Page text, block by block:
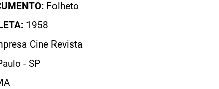
Folheto
1958
Cine Revista
- SP